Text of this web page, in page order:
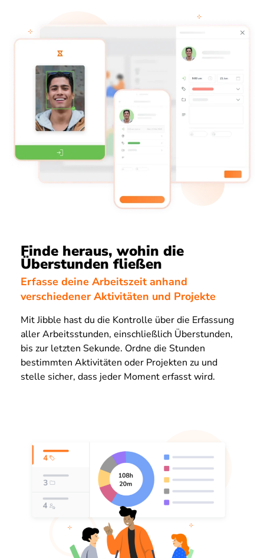
Finde heraus, wohin die
Überstunden fließen
Erfasse deine Arbeitszeit anhand
verschiedener Aktivitäten und Projekte
Mit Jibble hast du die Kontrolle über die Erfassung
aller Arbeitsstunden, einschließlich Überstunden,
bis zur letzten Sekunde. Ordne die Stunden
bestimmten Aktivitäten oder Projekten zu und
stelle sicher, dass jeder Moment erfasst wird.